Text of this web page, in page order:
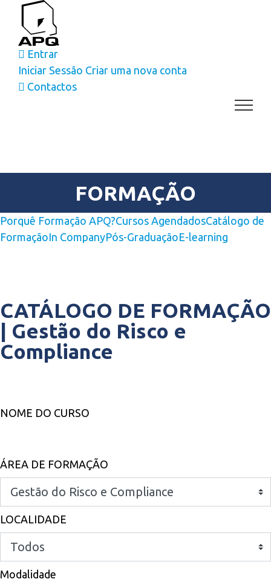
content
Entrar
Iniciar Sessão Criar uma nova conta
Contactos
FORMAÇÃO
Porquê Formação APQ?Cursos AgendadosCatálogo de
FormaçãoIn CompanyPós-GraduaçãoE-learning
CATÁLOGO DE FORMAÇÃO
| Gestão do Risco e
Compliance
NOME DO CURSO
ÁREA DE FORMAÇÃO
LOCALIDADE
Modalidade